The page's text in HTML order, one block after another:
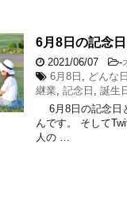
6月8日の記念
2021/06/07 -
6月8日 , どんな日
継業, 記念日 , 誕生
6月8日の記念日
んです。 そして
人の …